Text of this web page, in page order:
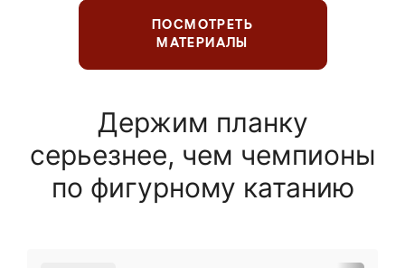
ПОСМОТРЕТЬ
МАТЕРИАЛЫ
Держим планку
серьезнее, чем чемпионы
по фигурному катанию